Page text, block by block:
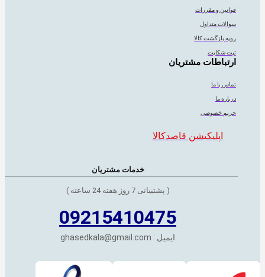
قوانین و مقررات
سوالات متداول
رویه بازگشت کالا
ثبت شکایت
ارتباطات مشتریان
تماس با ما
درباره ما
حریم خصوصی
اپلیکیشن قاصدکالا
خدمات مشتریان
( پشتیبانی 7 روز هفته 24 ساعته )
09215410475
ایمیل : ghasedkala@gmail.com